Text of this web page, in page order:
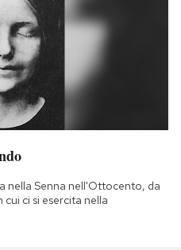
nella Senna nell'Ottocento, da
ci si esercita nella